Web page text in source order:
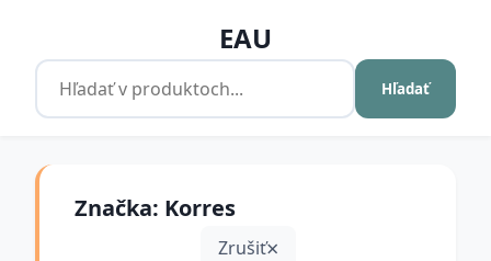
EAU
Hľadať
Značka: Korres
Zrušiť